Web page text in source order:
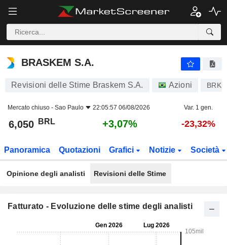
BRASKEM S.A.
BRASKEM S.A.
Revisioni delle Stime Braskem S.A. Azioni
Mercato chiuso - Sao Paulo 22:05:57 06/08/2026 Var. 1 gen.
6,050 BRL +3,07% -23,32%
Panoramica Quotazioni Grafici Notizie Società
Opinione degli analisti Revisioni delle Stime
Fatturato - Evoluzione delle stime degli analisti